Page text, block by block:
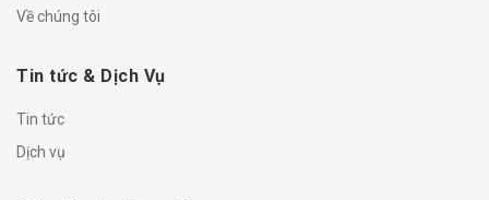
Về chúng tôi
Tin tức & Dịch Vụ
Tin tức
Dịch vụ